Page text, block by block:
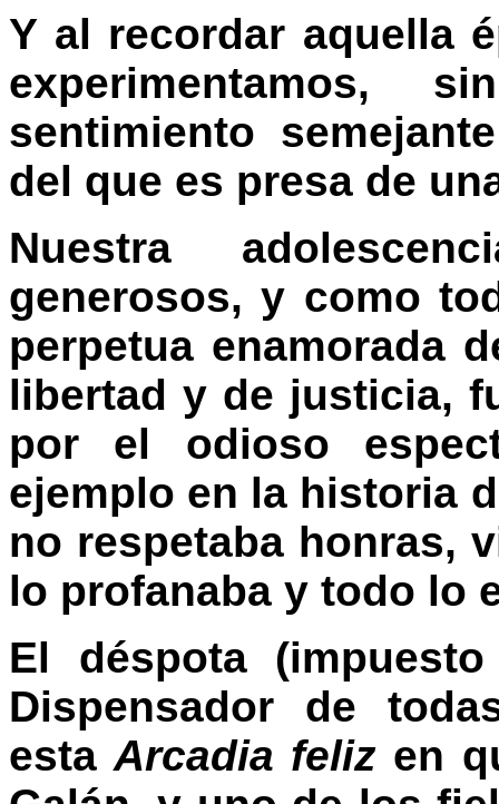
Y al recordar aquella
experimentamos,
sentimiento
del que es presa de
Nuestra
generosos, y como
perpetua enamorada
libertad y de justicia,
por el odioso
ejemplo en la historia
no respetaba honras,
lo profanaba y todo lo
El déspota
Dispensador de
estaArcadia feliz en